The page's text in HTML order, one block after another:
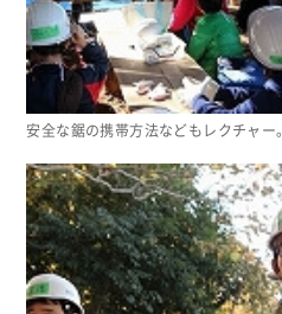
安全な鋸の携帯方法などもレクチャー。